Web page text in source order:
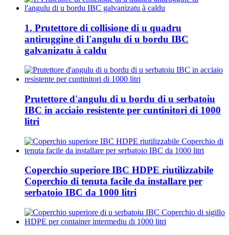
1. Prutettore di collisione di u quadru
antiruggine di l'angulu di u bordu IBC
galvanizatu à caldu
Prutettore d'angulu di u bordu di u serbatoiu
IBC in acciaio resistente per cuntinitori di 1000
litri
Coperchio superiore IBC HDPE riutilizzabile
Coperchio di tenuta facile da installare per
serbatoio IBC da 1000 litri